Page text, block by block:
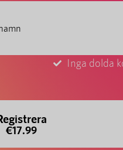
Inga dolda
€17.99